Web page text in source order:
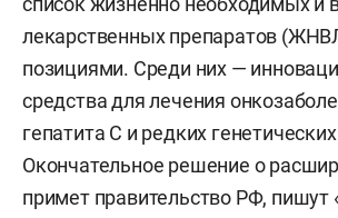
лекарственных препаратов
позициями. Среди них —
средства для лечения
гепатита С и редких
Окончательное решение о
примет правительство РФ, пишут